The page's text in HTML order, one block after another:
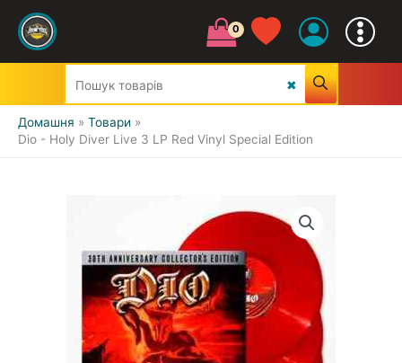
Домашня
Товари
Dio - Holy Diver Live 3 LP Red Vinyl Special Edition
УСІ ЖАНРИ
CLASSIC